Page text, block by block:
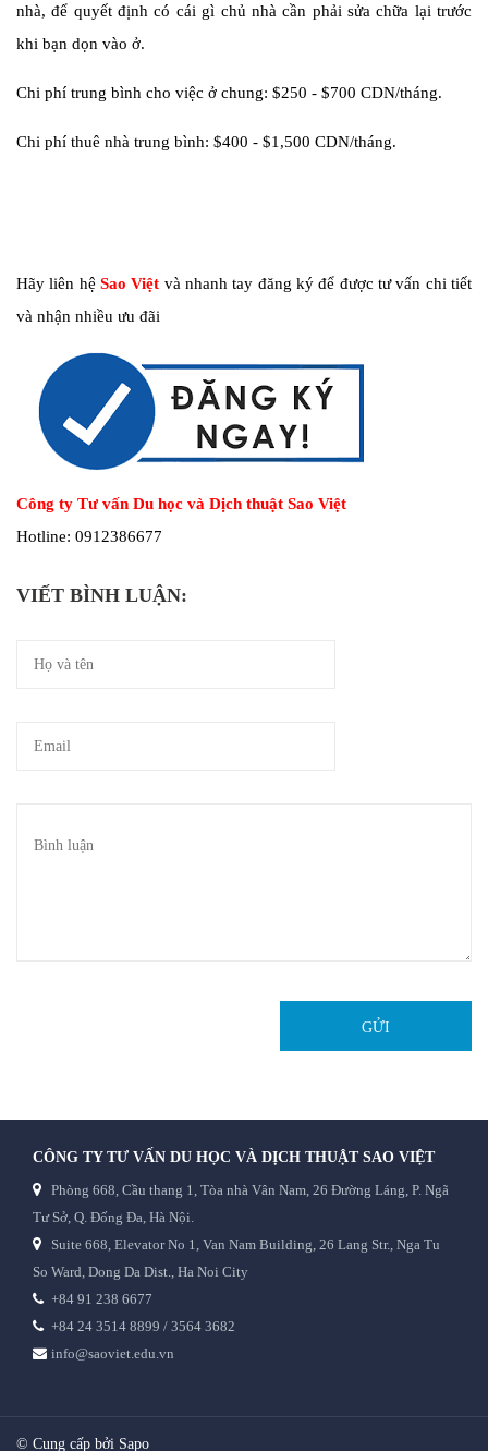
nhà, để quyết định có cái gì chủ nhà cần phải sửa chữa lại trước
khi bạn dọn vào ở.
Chi phí trung bình cho việc ở chung: $250 - $700 CDN/tháng.
Chi phí thuê nhà trung bình: $400 - $1,500 CDN/tháng.
Hãy liên hệ Sao Việt và nhanh tay đăng ký để được tư vấn chi tiết
và nhận nhiều ưu đãi
Công ty Tư vấn Du học và Dịch thuật Sao Việt
Hotline: 0912386677
VIẾT BÌNH LUẬN:
GỬI
CÔNG TY TƯ VẤN DU HỌC VÀ DỊCH THUẬT SAO VIỆT
Phòng 668, Cầu thang 1, Tòa nhà Vân Nam, 26 Đường Láng, P. Ngã
Tư Sở, Q. Đống Đa, Hà Nội.
Suite 668, Elevator No 1, Van Nam Building, 26 Lang Str., Nga Tu
So Ward, Dong Da Dist., Ha Noi City
+84 91 238 6677
+84 24 3514 8899 / 3564 3682
info@saoviet.edu.vn
© Cung cấp bởi Sapo